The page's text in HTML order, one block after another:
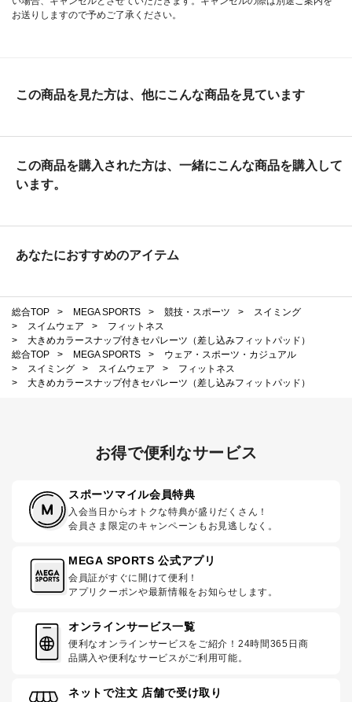
お送りしますので予めご了承ください。
この商品を見た方は、他にこんな商品を見ています
この商品を購入された方は、一緒にこんな商品を購入して
います。
あなたにおすすめのアイテム
総合TOP > MEGA SPORTS > 競技・スポーツ >
スイミング
>
スイムウェア >
フィットネス
>
大きめカラースナップ付きセパレーツ（差し込みフィットパッド）
総合TOP
> MEGA SPORTS >
ウェア・スポーツ・カジュアル
>
スイミング > スイムウェア >
フィットネス
>
大きめカラースナップ付きセパレーツ（差し込みフィットパッド）
お得で便利なサービス
スポーツマイル会員特典
入会当日からオトクな特典が盛りだくさん！
会員さま限定のキャンペーンもお見逃しなく。
MEGA SPORTS 公式アプリ
会員証がすぐに開けて便利！
アプリクーポンや最新情報をお知らせします。
オンラインサービス一覧
便利なオンラインサービスをご紹介！24時間365日商
品購入や便利なサービスがご利用可能。
ネットで注文 店舗で受け取り